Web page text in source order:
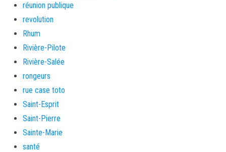
réunion publique
revolution
Rhum
Rivière-Pilote
Rivière-Salée
rongeurs
rue case toto
Saint-Esprit
Saint-Pierre
Sainte-Marie
santé